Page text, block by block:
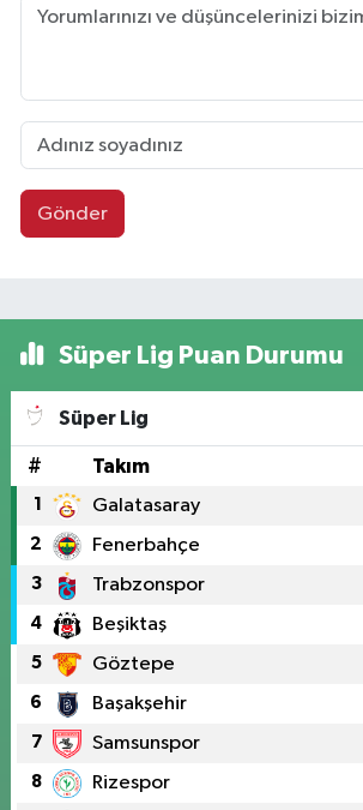
Gönder
Süper Lig Puan Durumu
Süper Lig
# Takım
1 Galatasaray
2 Fenerbahçe
3 Trabzonspor
4 Beşiktaş
5 Göztepe
6 Başakşehir
7 Samsunspor
8 Rizespor